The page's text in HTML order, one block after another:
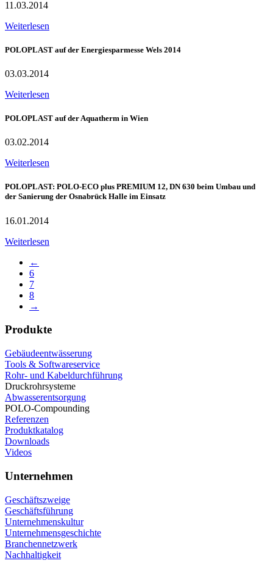
11.03.2014
Weiterlesen
POLOPLAST auf der Energiesparmesse Wels 2014
03.03.2014
Weiterlesen
POLOPLAST auf der Aquatherm in Wien
03.02.2014
Weiterlesen
POLOPLAST: POLO-ECO plus PREMIUM 12, DN 630 beim Umbau und
der Sanierung der Osnabrück Halle im Einsatz
16.01.2014
Weiterlesen
←
6
7
8
→
Produkte
Gebäudeentwässerung
Tools & Softwareservice
Rohr- und Kabeldurchführung
Druckrohrsysteme
Abwasserentsorgung
POLO-Compounding
Referenzen
Produktkatalog
Downloads
Videos
Unternehmen
Geschäftszweige
Geschäftsführung
Unternehmenskultur
Unternehmensgeschichte
Branchennetzwerk
Nachhaltigkeit